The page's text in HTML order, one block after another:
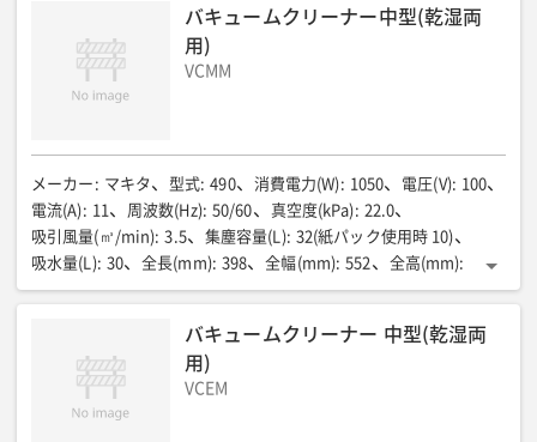
バキュームクリーナー中型(乾湿両
用)
VCMM
メーカー : マキタ 型式: 490 消費電力(W): 1050 電圧(V): 100
電流(A): 11 周波数(Hz): 50/60 真空度(kPa): 22.0
吸引風量(㎥/min): 3.5 集塵容量(L): 32(紙パック使用時 10)
吸水量(L): 30 全長(mm): 398 全幅(mm): 552 全高(mm):
685
質量(kg): 13.1
バキュームクリーナー 中型(乾湿両
用)
VCEM